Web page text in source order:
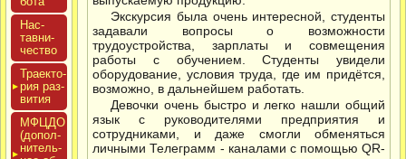
Нас­
тавни­
чес­тво
Тра­ек­то­
рия раз­
ви­тия
МФЦДО
(до­пол­
ни­тель­
Экскурсия была очень интересной, студенты
задавали вопросы о возможности
трудоустройства, зарплаты и совмещения
работы с обучением. Студенты увидели
оборудование, условия труда, где им придётся,
возможно, в дальнейшем работать.
Девочки очень быстро и легко нашли общий
язык с руководителями предприятия и
сотрудниками, и даже смогли обменяться
личными Телеграмм - каналами с помощью QR-